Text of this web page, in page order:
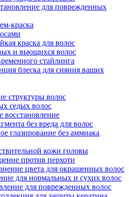
для поврежденных
краска
краска для волос
и вьющихся волос
стайлинга
блеска для сияния ваших
структуры волос
седых волос
восстановление
без вреда для волос
глазирование без аммиака
кожи головы
против перхоти
цвета для окрашенных волос
для нормальных и сухих волос
для поврежденных волос